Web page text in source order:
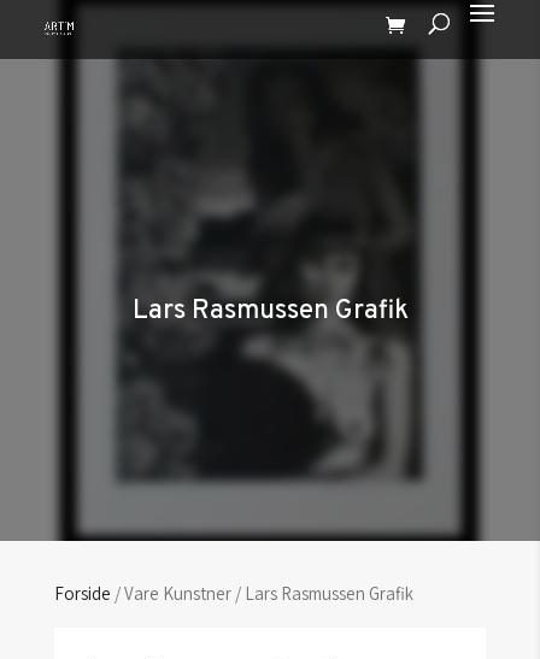
Lars Rasmussen Grafik
Forside / Vare Kunstner / Lars Rasmussen Grafik